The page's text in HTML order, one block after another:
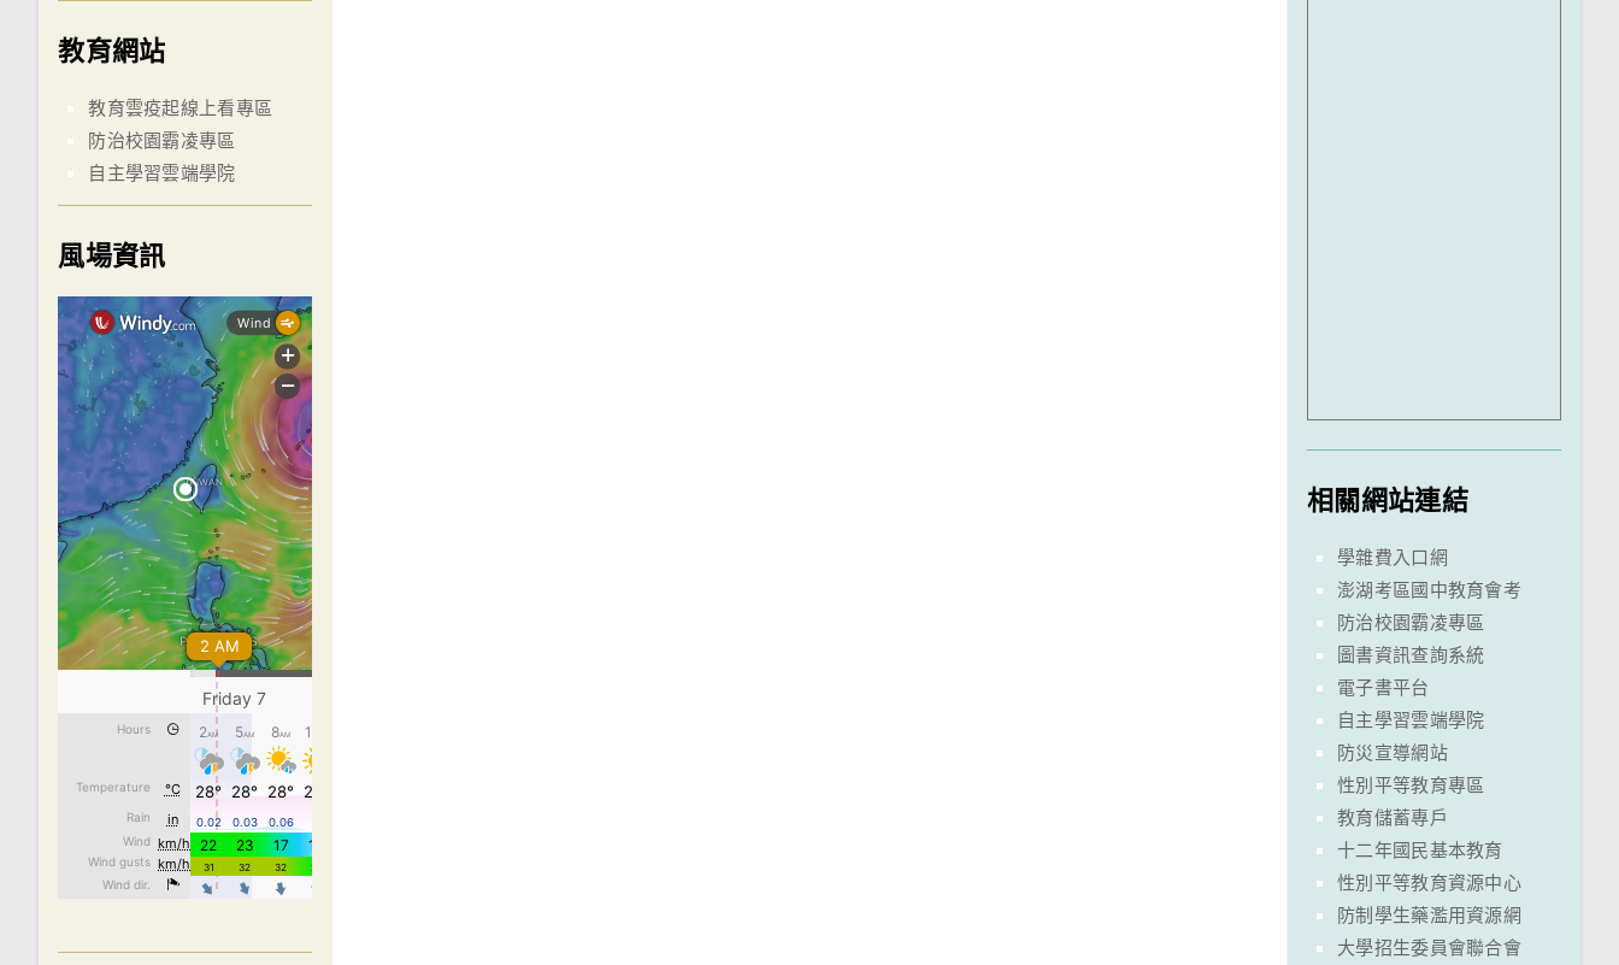
教育網站
教育雲疫起線上看專區
防治校園霸凌專區
自主學習雲端學院
風場資訊
相關網站連結
學雜費入口網
澎湖考區國中教育會考
防治校園霸凌專區
圖書資訊查詢系統
電子書平台
自主學習雲端學院
防災宣導網站
性別平等教育專區
教育儲蓄專戶
十二年國民基本教育
性別平等教育資源中心
防制學生藥濫用資源網
大學招生委員會聯合會